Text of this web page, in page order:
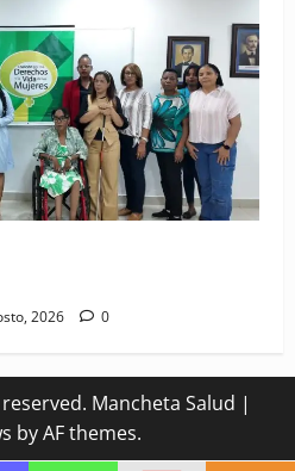
2026 0
Mancheta Salud |
by AF themes.